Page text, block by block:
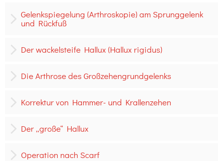
Gelenkspiegelung (Arthroskopie) am Sprunggelenk
und Rückfuß
Der wackelsteife Hallux (Hallux rigidus)
Die Arthrose des Großzehengrundgelenks
Korrektur von Hammer- und Krallenzehen
Der „große“ Hallux
Operation nach Scarf